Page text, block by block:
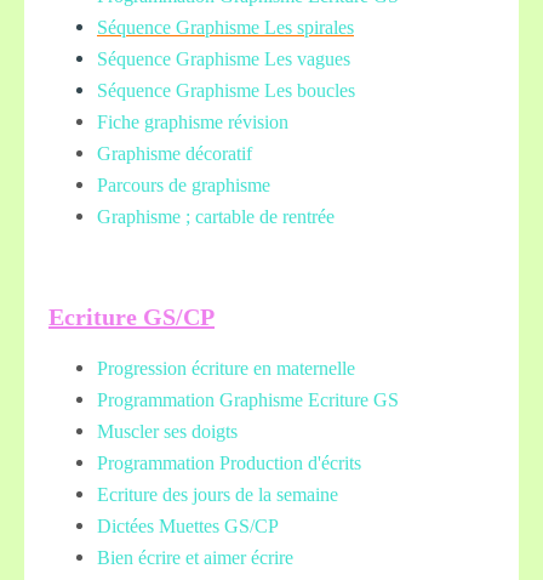
Séquence Graphisme Les spirales
Séquence Graphisme Les vagues
Séquence Graphisme Les boucles
Fiche graphisme révision
Graphisme décoratif
Parcours de graphisme
Graphisme ; cartable de rentrée
Ecriture GS/CP
Progression écriture en maternelle
Programmation Graphisme Ecriture GS
Muscler ses doigts
Programmation Production d'écrits
Ecriture des jours de la semaine
Dictées Muettes GS/CP
Bien écrire et aimer écrire